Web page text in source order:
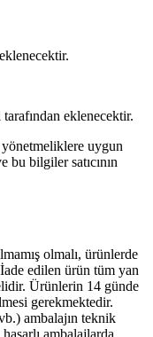
tarafından eklenecektir.
uygun
bu bilgiler satıcının
olmalı, ürünlerde
edilen ürün tüm yan
Ürünlerin 14 günde
gerekmektedir.
ambalajın teknik
ambalajlarda